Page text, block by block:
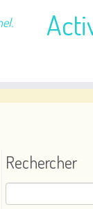
Rechercher
Rechercher :